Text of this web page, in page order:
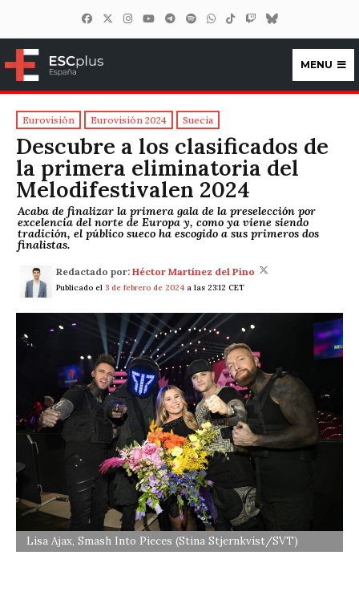
ESCplus España
MENU
Eurovisión Eurovisión 2024 Suecia
Descubre a los clasificados de
la primera eliminatoria del
Melodifestivalen 2024
Acaba de finalizar la primera gala de la preselección por
excelencia del norte de Europa y, como ya viene siendo
tradición, el público sueco ha escogido a sus primeros dos
finalistas.
Redactado por: Héctor Martínez del Pino
Publicado el 3 de febrero de 2024 a las 23:12 CET
Lisa Ajax, Smash Into Pieces (Stina Stjernkvist/SVT)